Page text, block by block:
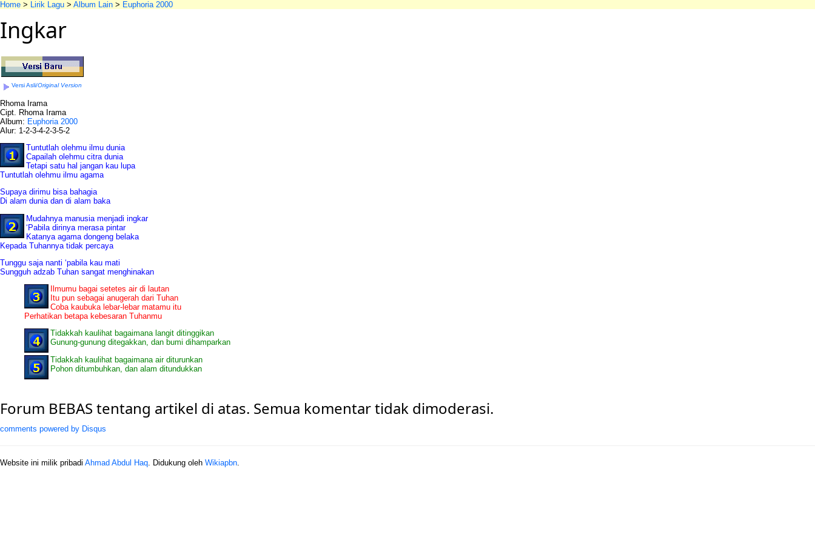
Home > Lirik Lagu > Album Lain > Euphoria 2000
Ingkar
Versi Asli/Original Version
Rhoma Irama
Cipt. Rhoma Irama
Album: Euphoria 2000
Alur: 1-2-3-4-2-3-5-2
Tuntutlah olehmu ilmu dunia
Capailah olehmu citra dunia
Tetapi satu hal jangan kau lupa
Tuntutlah olehmu ilmu agama
Supaya dirimu bisa bahagia
Di alam dunia dan di alam baka
Mudahnya manusia menjadi ingkar
‘Pabila dirinya merasa pintar
Katanya agama dongeng belaka
Kepada Tuhannya tidak percaya
Tunggu saja nanti ‘pabila kau mati
Sungguh adzab Tuhan sangat menghinakan
Ilmumu bagai setetes air di lautan
Itu pun sebagai anugerah dari Tuhan
Coba kaubuka lebar-lebar matamu itu
Perhatikan betapa kebesaran Tuhanmu
Tidakkah kaulihat bagaimana langit ditinggikan
Gunung-gunung ditegakkan, dan bumi dihamparkan
Tidakkah kaulihat bagaimana air diturunkan
Pohon ditumbuhkan, dan alam ditundukkan
Forum BEBAS tentang artikel di atas. Semua komentar tidak dimoderasi.
comments powered by Disqus
Website ini milik pribadi Ahmad Abdul Haq. Didukung oleh Wikiapbn.